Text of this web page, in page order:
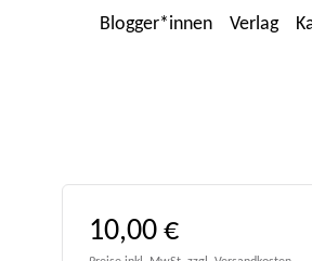
Blogger*innen Verlag
Regulärer Preis:
10,00 €